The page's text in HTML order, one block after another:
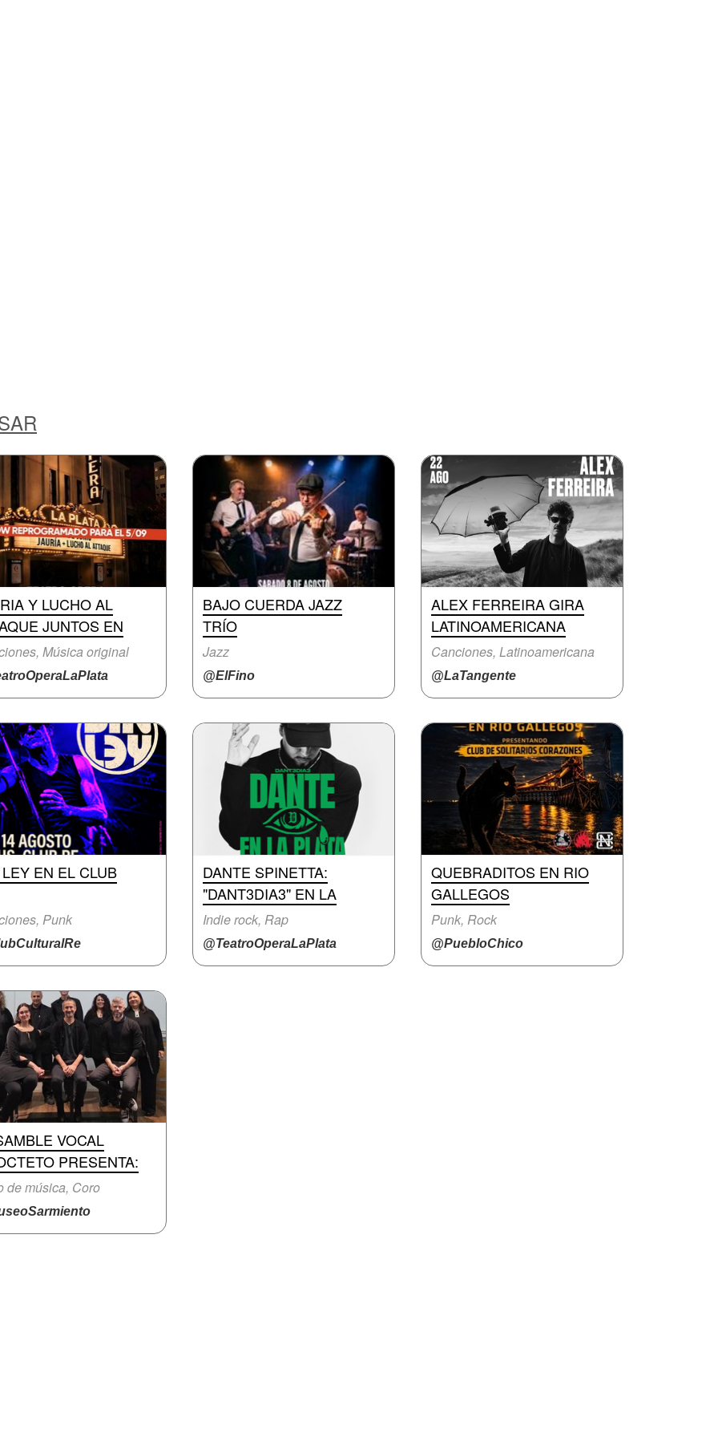
Y LUCHO AL
JUNTOS EN
Música original
BAJO CUERDA JAZZ
TRÍO
Jazz
@ElFino
ALEX FERREIRA GIRA
LATINOAMERICANA
Canciones, Latinoamericana
@LaTangente
EN EL CLUB
Punk
DANTE SPINETTA:
"DANT3DIA3" EN LA
Indie rock, Rap
@TeatroOperaLaPlata
QUEBRADITOS EN RIO
GALLEGOS
Punk, Rock
@PuebloChico
VOCAL
PRESENTA:
de música, Coro